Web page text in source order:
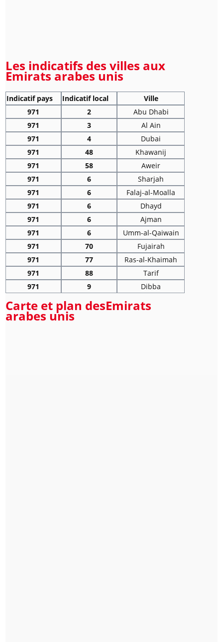
Les indicatifs des villes aux
Emirats arabes unis
Indicatif pays Indicatif local
Ville
971
2
Abu Dhabi
971
3
Al Ain
971
4
Dubai
971
48
Khawanij
971
58
Aweir
971
6
Sharjah
971
6
Falaj-al-Moalla
971
6
Dhayd
971
6
Ajman
971
6
Umm-al-Qaiwain
971
70
Fujairah
971
77
Ras-al-Khaimah
971
88
Tarif
971
9 Dibba
Carte et plan desEmirats
arabes unis